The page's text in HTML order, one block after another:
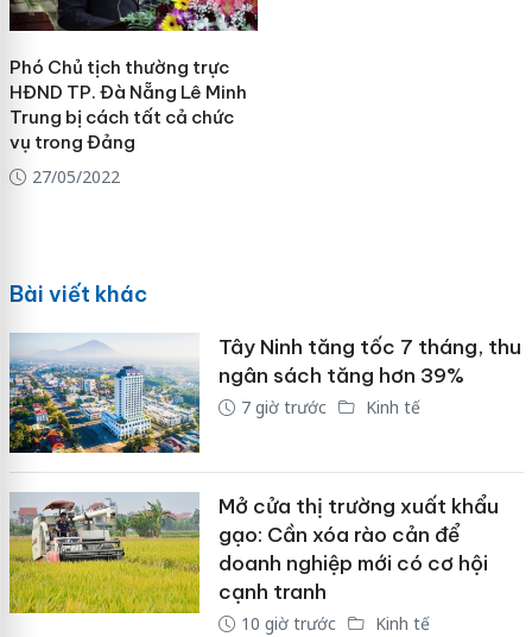
Phó Chủ tịch thường trực
HĐND TP. Đà Nẵng Lê Minh
Trung bị cách tất cả chức
vụ trong Đảng
27/05/2022
Bài viết khác
Tây Ninh tăng tốc 7 tháng, thu
ngân sách tăng hơn 39%
7 giờ trước Kinh tế
Mở cửa thị trường xuất khẩu
gạo: Cần xóa rào cản để
doanh nghiệp mới có cơ hội
cạnh tranh
10 giờ trước Kinh tế